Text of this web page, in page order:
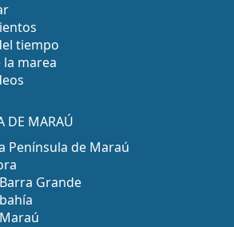
tiempo
marea
DE MARAÚ
Península de Maraú
Grande